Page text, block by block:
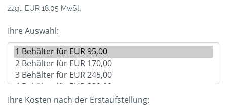
zzgl. EUR 18,05 MwSt.
Ihre Auswahl:
Ihre Kosten nach der Erstaufstellung: